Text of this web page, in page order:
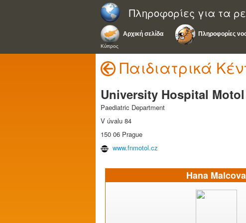
Πληροφορίες για τα
Αρχική σελίδα
Κύπρος
Πληροφορίες
Παιδιατρικά
University Hospital Motol
Paediatric Department
V úvalu 84
150 06 Prague
www.fnmotol.cz
Hana Malcova